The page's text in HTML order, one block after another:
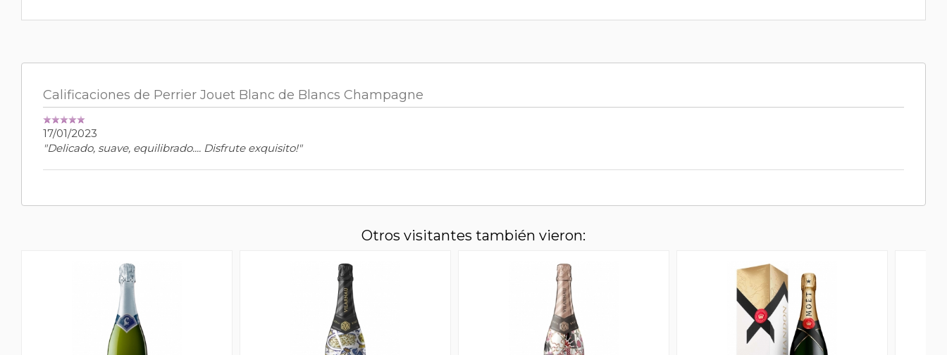
Calificaciones de Perrier Jouet Blanc de Blancs Champagne
17/01/2023
"Delicado, suave, equilibrado.... Disfrute exquisito!"
Otros visitantes también vieron: